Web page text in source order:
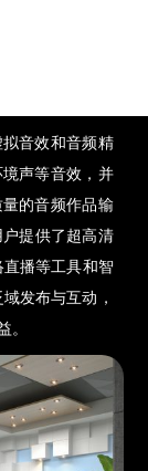
音效和音频精
声等音效，并
的音频作品输
提供了超高清
播等工具和智
发布与互动，
。